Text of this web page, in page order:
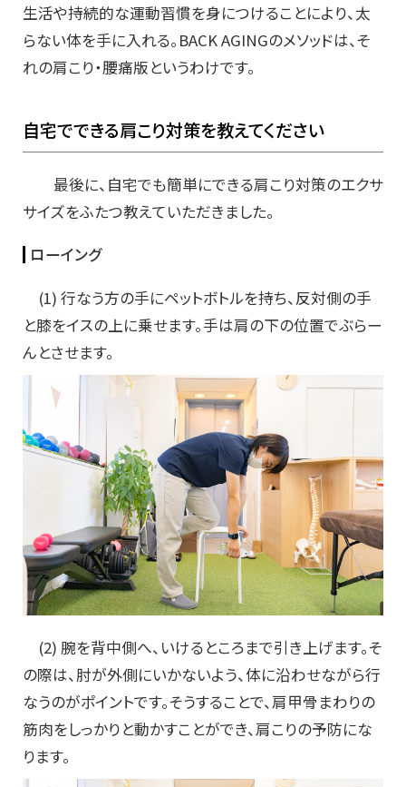
生活や持続的な運動習慣を身につけることにより、太
らない体を手に入れる。BACK AGINGのメソッドは、そ
れの肩こり・腰痛版というわけです。
自宅でできる肩こり対策を教えてください
最後に、自宅でも簡単にできる肩こり対策のエクサ
サイズをふたつ教えていただきました。
ローイング
(1) 行なう方の手にペットボトルを持ち、反対側の手
と膝をイスの上に乗せます。手は肩の下の位置でぶらー
んとさせます。
(2) 腕を背中側へ、いけるところまで引き上げます。そ
の際は、肘が外側にいかないよう、体に沿わせながら行
なうのがポイントです。そうすることで、肩甲骨まわりの
筋肉をしっかりと動かすことができ、肩こりの予防にな
ります。